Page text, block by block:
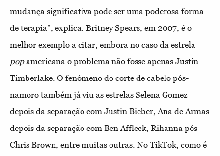
mudança significativa pode ser uma poderosa forma
de terapia", explica. Britney Spears, em 2007, é o
melhor exemplo a citar, embora no caso da estrela
popamericana o problema não fosse apenas Justin
Timberlake. O fenómeno do corte de cabelo pós-
namoro também já viu as estrelas Selena Gomez
depois da separação com Justin Bieber, Ana de Armas
depois da separação com Ben Affleck, Rihanna pós
Chris Brown, entre muitas outras. No TikTok, como é